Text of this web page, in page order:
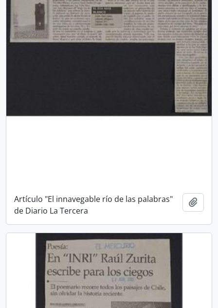
Artículo "El innavegable río de las palabras"
de Diario La Tercera